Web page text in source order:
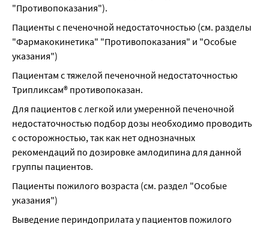
"Противопоказания").
Пациенты с печеночной недостаточностью (см. разделы
"Фармакокинетика" "Противопоказания" и "Особые
указания")
Пациентам с тяжелой печеночной недостаточностью
Трипликсам® противопоказан.
Для пациентов с легкой или умеренной печеночной
недостаточностью подбор дозы необходимо проводить
с осторожностью, так как нет однозначных
рекомендаций по дозировке амлодипина для данной
группы пациентов.
Пациенты пожилого возраста (см. раздел "Особые
указания")
Выведение периндоприлата у пациентов пожилого